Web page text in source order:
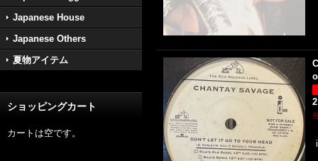
Japanese House
Japanese Others
夏物アイテム
ショッピングカート
カートは空です。